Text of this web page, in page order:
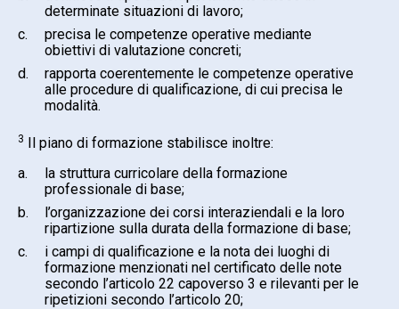
determinate situazioni di lavoro;
c.
precisa le competenze operative mediante
obiettivi di valutazione concreti;
d.
rapporta coerentemente le competenze operative
alle procedure di qualificazione, di cui precisa le
modalità.
3 Il piano di formazione stabilisce inoltre:
a.
la struttura curricolare della formazione
professionale di base;
b.
l’organizzazione dei corsi interaziendali e la loro
ripartizione sulla durata della formazione di base;
c.
i campi di qualificazione e la nota dei luoghi di
formazione menzionati nel certificato delle note
secondo l’articolo 22 capoverso 3 e rilevanti per le
ripetizioni secondo l’articolo 20;